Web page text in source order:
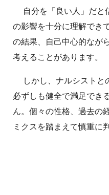
自分を「良い人」だ
の影響を十分に理解でき
の結果、自己中心的なが
考えることがあります。
しかし、ナルシストと
必ずしも健全で満足でき
ん。個々の性格、過去の
ミクスを踏まえて慎重に